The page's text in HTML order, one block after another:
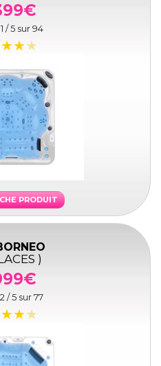
/ 5 sur94
PRODUIT
)
/ 5 sur77